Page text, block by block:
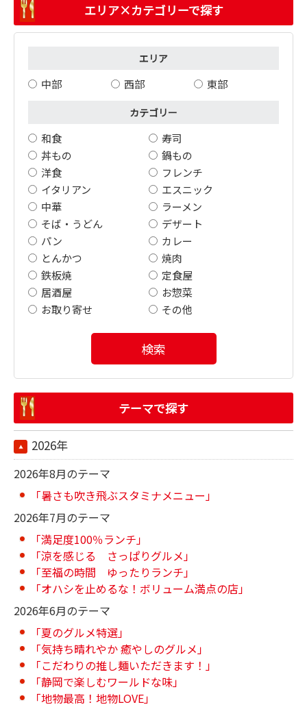
エリア×カテゴリーで探す
エリア
中部 西部 東部
カテゴリー
和食
寿司
丼もの
鍋もの
洋食
フレンチ
イタリアン
エスニック
中華
ラーメン
そば・うどん
デザート
パン
カレー
とんかつ
焼肉
鉄板焼
定食屋
居酒屋
お惣菜
お取り寄せ
その他
検索
テーマで探す
2026年
2026年8月のテーマ
「暑さも吹き飛ぶスタミナメニュー」
2026年7月のテーマ
「満足度100％ランチ」
「涼を感じる さっぱりグルメ」
「至福の時間 ゆったりランチ」
「オハシを止めるな！ボリューム満点の店」
2026年6月のテーマ
「夏のグルメ特選」
「気持ち晴れやか 癒やしのグルメ」
「こだわりの推し麺いただきます！」
「静岡で楽しむワールドな味」
「地物最高！地物LOVE」